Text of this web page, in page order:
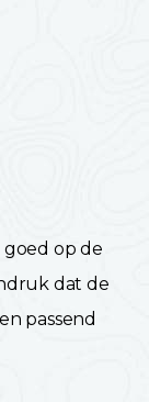
op de
dat de
passend